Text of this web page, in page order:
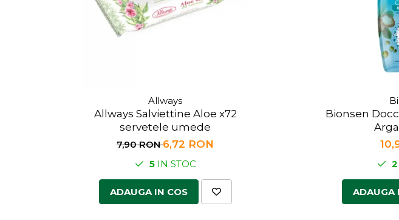
Allways
Allways Salviettine Aloe x72
servetele umede
7,90 RON6,72 RON
5IN STOC
ADAUGA IN COS
Bionsen
2
ADAUGA